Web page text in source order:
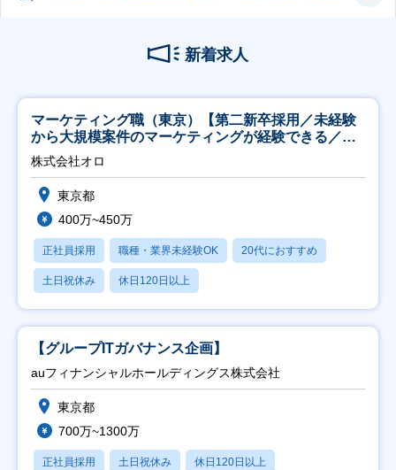
新着求人
マーケティング職（東京）【第二新卒採用／未経験
から大規模案件のマーケティングが経験できる／研
修充実】
株式会社オロ
東京都
400万~450万
正社員採用 職種・業界未経験OK 20代におすすめ
土日祝休み 休日120日以上
【グループITガバナンス企画】
auフィナンシャルホールディングス株式会社
東京都
700万~1300万
正社員採用 土日祝休み 休日120日以上